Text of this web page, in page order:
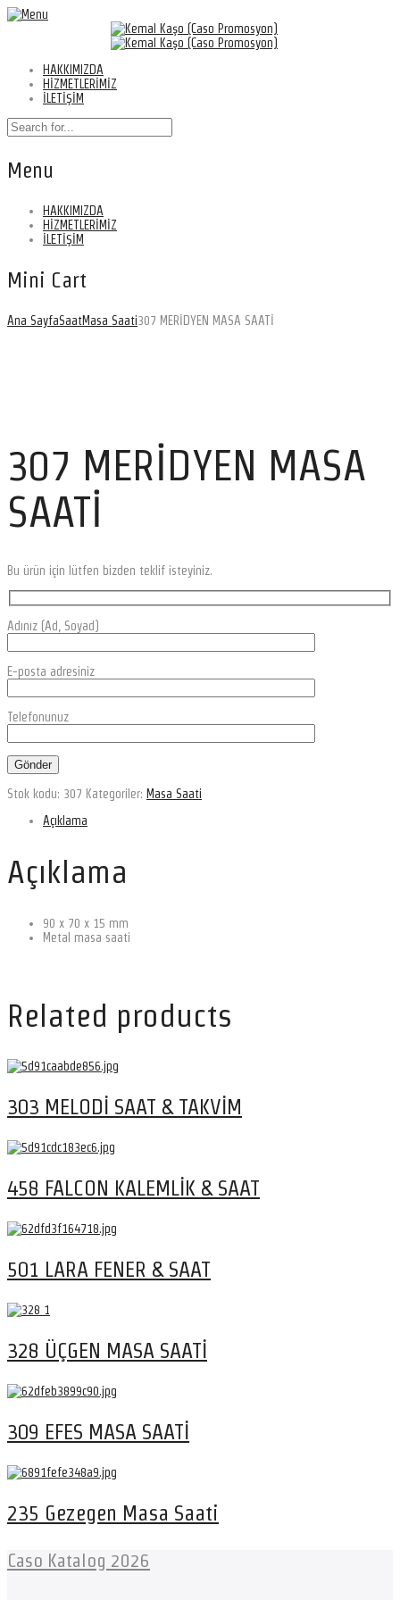
HAKKIMIZDA
HİZMETLERİMİZ
İLETİŞİM
Menu
HAKKIMIZDA
HİZMETLERİMİZ
İLETİŞİM
Mini Cart
Ana SayfaSaatMasa Saati307 MERİDYEN MASA SAATİ
307 MERİDYEN MASA
SAATİ
Bu ürün için lütfen bizden teklif isteyiniz.
Adınız (Ad, Soyad)
E-posta adresiniz
Telefonunuz
Stok kodu: 307 Kategoriler: Masa Saati
Açıklama
Açıklama
90 x 70 x 15 mm
Metal masa saati
Related products
303 MELODİ SAAT & TAKVİM
458 FALCON KALEMLİK & SAAT
501 LARA FENER & SAAT
328 ÜÇGEN MASA SAATİ
309 EFES MASA SAATİ
235 Gezegen Masa Saati
Caso Katalog 2026